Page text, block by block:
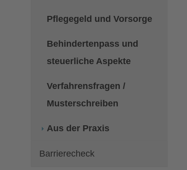
Pflegegeld und Vorsorge
Behindertenpass und
steuerliche Aspekte
Verfahrensfragen /
Musterschreiben
Aus der Praxis
Barrierecheck